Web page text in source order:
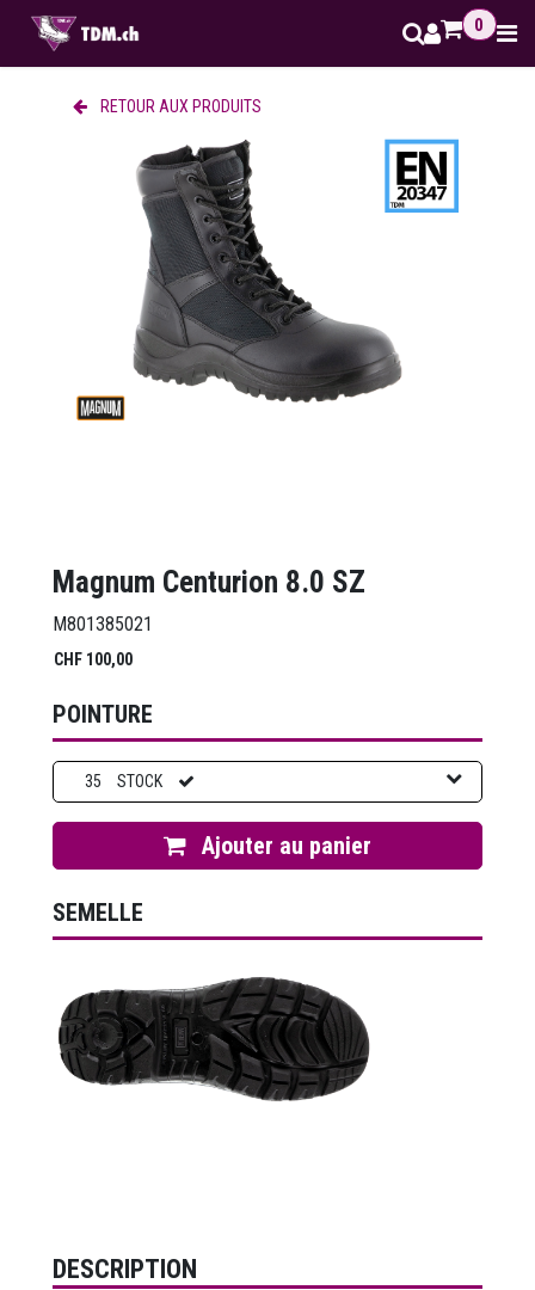
0
RETOUR AUX PRODUITS
Magnum Centurion 8.0 SZ
M801385021
CHF 100,00
POINTURE
35 STOCK
Ajouter au panier
SEMELLE
DESCRIPTION